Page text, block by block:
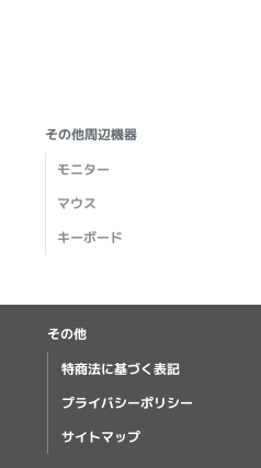
その他周辺機器
モニター
マウス
キーボード
その他
特商法に基づく表記
プライバシーポリシー
サイトマップ
商品検索
クリア